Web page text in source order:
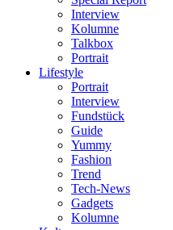
Interview
Kolumne
Talkbox
Portrait
Lifestyle
Portrait
Interview
Fundstück
Guide
Yummy
Fashion
Trend
Tech-News
Gadgets
Kolumne